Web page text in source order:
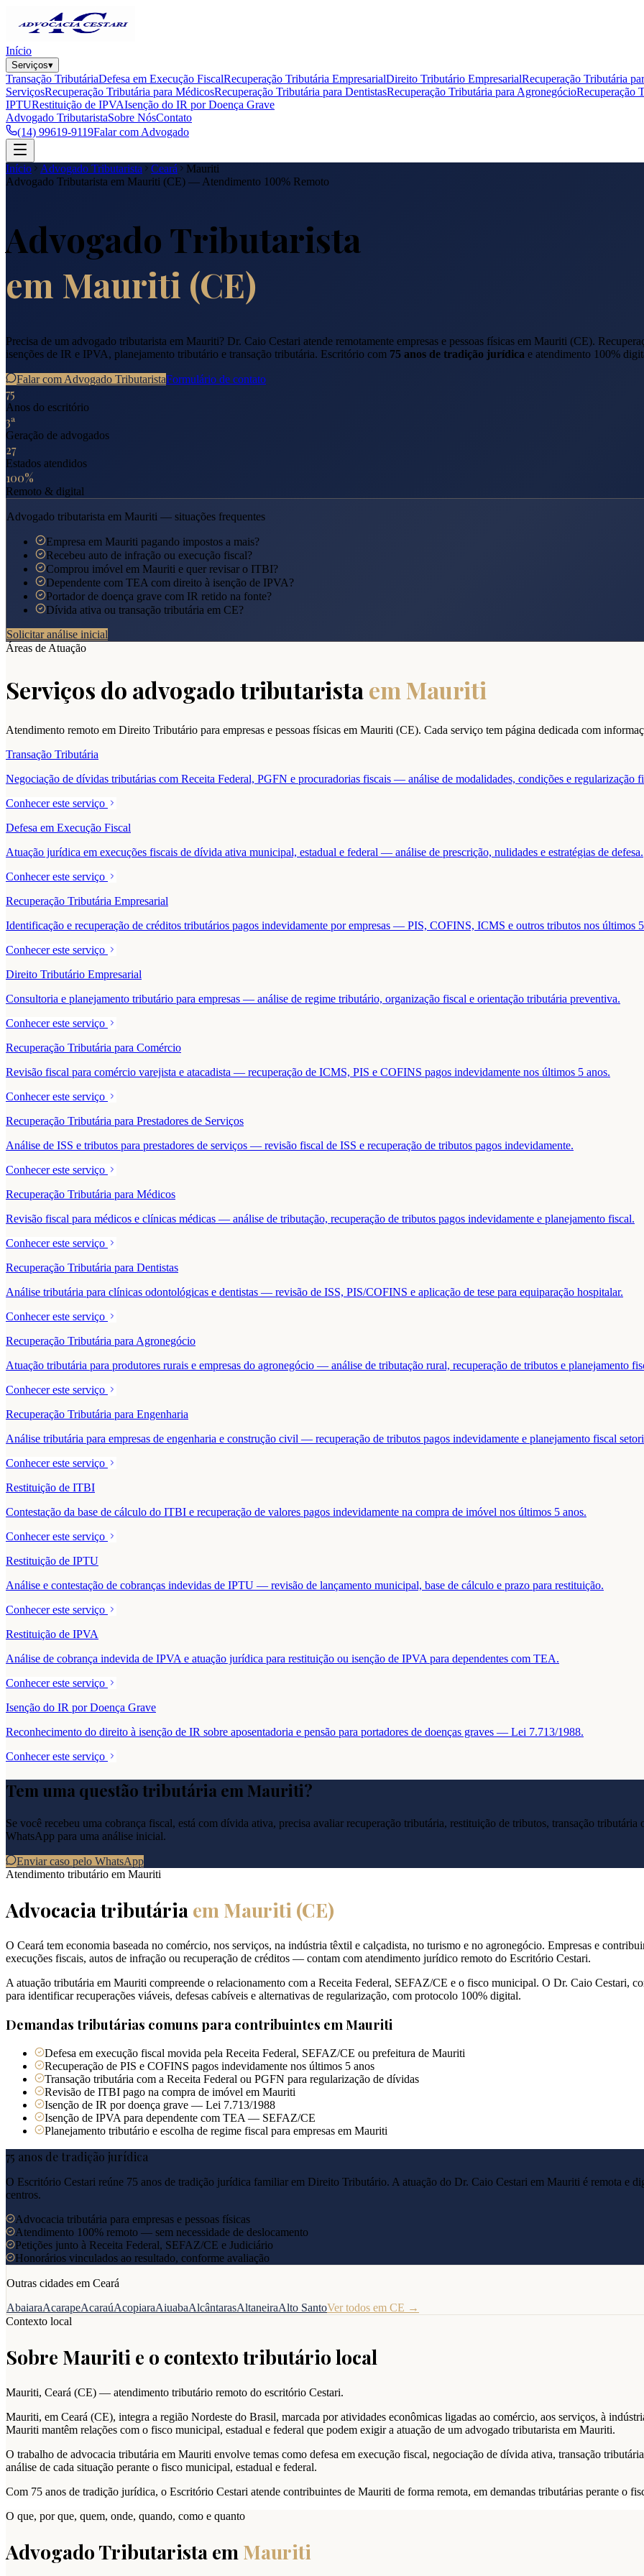
Início
Serviços▾
Transação TributáriaDefesa em Execução FiscalRecuperação Tributária EmpresarialDireito Tributário EmpresarialRecuperação Tributária
ServiçosRecuperação Tributária para MédicosRecuperação Tributária para DentistasRecuperação Tributária para AgronegócioRecuperação
IPTURestituição de IPVAIsenção do IR por Doença Grave
Advogado TributaristaSobre NósContato
(14) 99619-9119Falar com Advogado
Início Advogado Tributarista Ceará
Mauriti
Advogado Tributarista em Mauriti (CE) — Atendimento 100% Remoto
Advogado Tributarista
em Mauriti (CE)
Precisa de um advogado tributarista em Mauriti? Dr. Caio Cestari atende remotamente empresas e pessoas físicas em Mauriti (CE).
isenções de IR e IPVA, planejamento tributário e transação tributária. Escritório com 75 anos de tradição jurídica e atendimento 100%
Falar com Advogado TributaristaFormulário de contato
75
Anos do escritório
3ª
Geração de advogados
27
Estados atendidos
100%
Remoto & digital
Advogado tributarista em Mauriti — situações frequentes
Empresa em Mauriti pagando impostos a mais?
Recebeu auto de infração ou execução fiscal?
Comprou imóvel em Mauriti e quer revisar o ITBI?
Dependente com TEA com direito à isenção de IPVA?
Portador de doença grave com IR retido na fonte?
Dívida ativa ou transação tributária em CE?
Solicitar análise inicial
Áreas de Atuação
Serviços do advogado tributaristaemMauriti
Atendimento remoto em Direito Tributário para empresas e pessoas físicas em Mauriti (CE). Cada serviço tem página dedicada com
Transação Tributária
Negociação de dívidas tributárias com Receita Federal, PGFN e procuradorias fiscais — análise de modalidades, condições e regularização
Conhecer este serviço
Defesa em Execução Fiscal
Atuação jurídica em execuções fiscais de dívida ativa municipal, estadual e federal — análise de prescrição, nulidades e estratégias de defesa.
Conhecer este serviço
Recuperação Tributária Empresarial
Identificação e recuperação de créditos tributários pagos indevidamente por empresas — PIS, COFINS, ICMS e outros tributos nos últimos
Conhecer este serviço
Direito Tributário Empresarial
Consultoria e planejamento tributário para empresas — análise de regime tributário, organização fiscal e orientação tributária preventiva.
Conhecer este serviço
Recuperação Tributária para Comércio
Revisão fiscal para comércio varejista e atacadista — recuperação de ICMS, PIS e COFINS pagos indevidamente nos últimos 5 anos.
Conhecer este serviço
Recuperação Tributária para Prestadores de Serviços
Análise de ISS e tributos para prestadores de serviços — revisão fiscal de ISS e recuperação de tributos pagos indevidamente.
Conhecer este serviço
Recuperação Tributária para Médicos
Revisão fiscal para médicos e clínicas médicas — análise de tributação, recuperação de tributos pagos indevidamente e planejamento fiscal.
Conhecer este serviço
Recuperação Tributária para Dentistas
Análise tributária para clínicas odontológicas e dentistas — revisão de ISS, PIS/COFINS e aplicação de tese para equiparação hospitalar.
Conhecer este serviço
Recuperação Tributária para Agronegócio
Atuação tributária para produtores rurais e empresas do agronegócio — análise de tributação rural, recuperação de tributos e planejamento
Conhecer este serviço
Recuperação Tributária para Engenharia
Análise tributária para empresas de engenharia e construção civil — recuperação de tributos pagos indevidamente e planejamento fiscal
Conhecer este serviço
Restituição de ITBI
Contestação da base de cálculo do ITBI e recuperação de valores pagos indevidamente na compra de imóvel nos últimos 5 anos.
Conhecer este serviço
Restituição de IPTU
Análise e contestação de cobranças indevidas de IPTU — revisão de lançamento municipal, base de cálculo e prazo para restituição.
Conhecer este serviço
Restituição de IPVA
Análise de cobrança indevida de IPVA e atuação jurídica para restituição ou isenção de IPVA para dependentes com TEA.
Conhecer este serviço
Isenção do IR por Doença Grave
Reconhecimento do direito à isenção de IR sobre aposentadoria e pensão para portadores de doenças graves — Lei 7.713/1988.
Conhecer este serviço
Tem uma questão tributária em Mauriti?
Se você recebeu uma cobrança fiscal, está com dívida ativa, precisa avaliar recuperação tributária, restituição de tributos, transação tributária
WhatsApp para uma análise inicial.
Enviar caso pelo WhatsApp
Atendimento tributário em Mauriti
Advocacia tributáriaemMauriti(CE)
O Ceará tem economia baseada no comércio, nos serviços, na indústria têxtil e calçadista, no turismo e no agronegócio. Empresas e
execuções fiscais, autos de infração ou recuperação de créditos — contam com atendimento jurídico remoto do Escritório Cestari.
A atuação tributária em Mauriti compreende o relacionamento com a Receita Federal, SEFAZ/CE e o fisco municipal. O Dr. Caio Cestari,
para identificar recuperações viáveis, defesas cabíveis e alternativas de regularização, com protocolo 100% digital.
Demandas tributárias comuns para contribuintes emMauriti
Defesa em execução fiscal movida pela Receita Federal, SEFAZ/CE ou prefeitura de Mauriti
Recuperação de PIS e COFINS pagos indevidamente nos últimos 5 anos
Transação tributária com a Receita Federal ou PGFN para regularização de dívidas
Revisão de ITBI pago na compra de imóvel em Mauriti
Isenção de IR por doença grave — Lei 7.713/1988
Isenção de IPVA para dependente com TEA — SEFAZ/CE
Planejamento tributário e escolha de regime fiscal para empresas em Mauriti
75 anos de tradição jurídica
O Escritório Cestari reúne 75 anos de tradição jurídica familiar em Direito Tributário. A atuação do Dr. Caio Cestari em Mauriti é remota e
centros.
Advocacia tributária para empresas e pessoas físicas
Atendimento 100% remoto — sem necessidade de deslocamento
Petições junto à Receita Federal, SEFAZ/CE e Judiciário
Honorários vinculados ao resultado, conforme avaliação
Outras cidades em Ceará
AbaiaraAcarapeAcaraúAcopiaraAiuabaAlcântarasAltaneiraAlto SantoVer todos em CE →
Contexto local
Sobre Mauritie o contexto tributário local
Mauriti, Ceará (CE) — atendimento tributário remoto do escritório Cestari.
Mauriti, em Ceará (CE), integra a região Nordeste do Brasil, marcada por atividades econômicas ligadas ao comércio, aos serviços, à
Mauriti mantêm relações com o fisco municipal, estadual e federal que podem exigir a atuação de um advogado tributarista em Mauriti.
O trabalho de advocacia tributária em Mauriti envolve temas como defesa em execução fiscal, negociação de dívida ativa, transação
análise de cada situação perante o fisco municipal, estadual e federal.
Com 75 anos de tradição jurídica, o Escritório Cestari atende contribuintes de Mauriti de forma remota, em demandas tributárias perante o
O que, por que, quem, onde, quando, como e quanto
Advogado Tributarista em Mauriti